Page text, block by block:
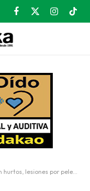
Facebook
X
Instagram
por peleas y accidentes con víctimas